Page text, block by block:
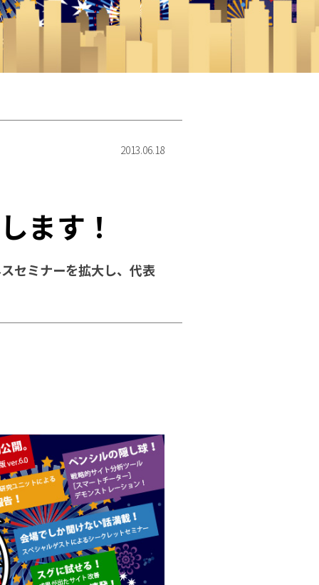
2013.06.18
ます！
セミナーを拡大し、代表